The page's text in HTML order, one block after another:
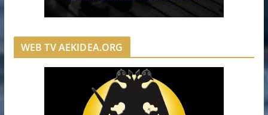
WEB TV AEKIDEA.ORG